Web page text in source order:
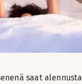
saat alennusta